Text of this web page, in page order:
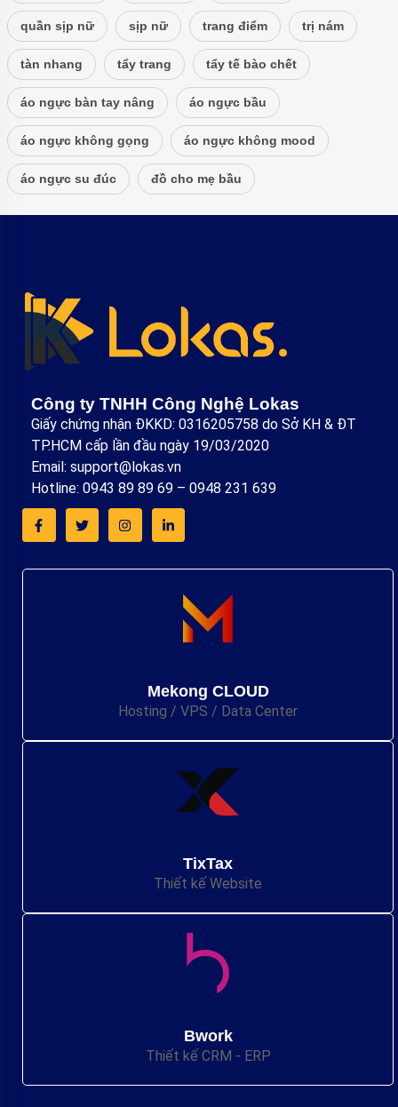
quần sịp nữ sịp nữ trang điểm trị nám
tàn nhang tẩy trang tẩy tế bào chết
áo ngực bàn tay nâng áo ngực bầu
áo ngực không gọng áo ngực không mood
áo ngực su đúc đồ cho mẹ bầu
Công ty TNHH Công Nghệ Lokas
Giấy chứng nhận ĐKKD: 0316205758 do Sở KH & ĐT
TP.HCM cấp lần đầu ngày 19/03/2020
Email: support@lokas.vn
Hotline: 0943 89 89 69 – 0948 231 639
Mekong CLOUD
Hosting / VPS / Data Center
TixTax
Thiết kế Website
Bwork
Thiết kế CRM - ERP